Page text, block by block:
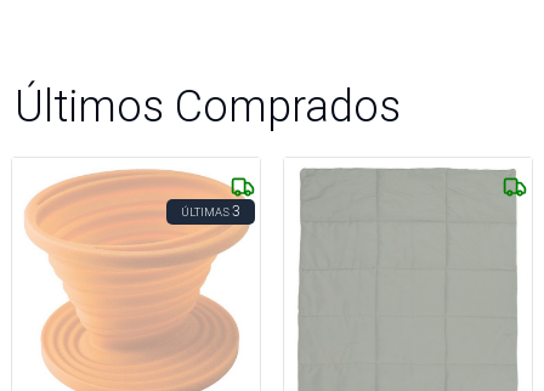
Últimos Comprados
ÚLTIMAS3